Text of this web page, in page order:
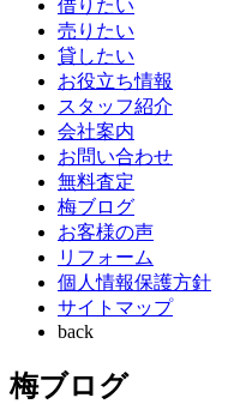
借りたい
売りたい
貸したい
お役立ち情報
スタッフ紹介
会社案内
お問い合わせ
無料査定
梅ブログ
お客様の声
リフォーム
個人情報保護方針
サイトマップ
back
梅ブログ